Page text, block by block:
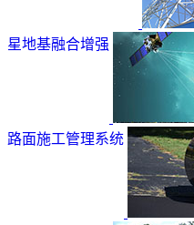
星地基融合增强
路面施工管理系统